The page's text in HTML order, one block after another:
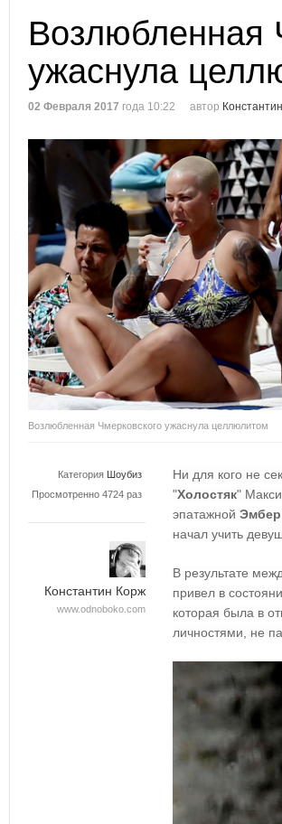
Возлюбленная
ужаснула
02 Февраля 2017 года 10:22 автор
Возлюбленная Чмерковского ужаснула целлюлитом
Категория Шоубиз
Просмотренно 4724 раз
Константин Корж
www.odnoboko.com
Ни для кого не
"Холостяк"
эпатажной Эмбер
начал учить
В результате
привел в
которая была в
личностями, не